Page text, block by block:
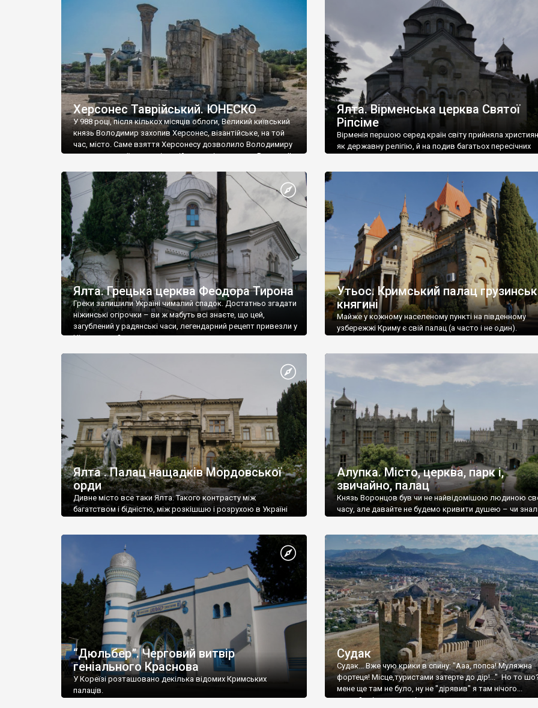
візантійської доби. Раритети викрадені з фондів об’єкту
культурної спадщини ЮНЕСКО «Херсонеса Таврійського».
Офіційно – на виставку «Золото Візантії», але експерти та
влада в Україні вважають це лише […]
називаються «повстяками» (postaki)…” “Вино. Крим
виробляє відмінне вино і його вдосталь: воно все
легке біле і дуже […]
Херсонес Таврійський. ЮНЕСКО
У 988 році, після кількох місяців облоги, Великий київський
князь Володимир захопив Херсонес, візантійське, на той
час, місто. Саме взяття Херсонесу дозволило Володимиру
диктувати свої умови візантійському імператору Василю ІІ,
Херсонесі Володимир-язичник, став Василем-
християнином. А потім було Хрещення Русі. На честь
Херсонесу Таврійського названо місто […]
Ялта. Вірменська церква Святої
Ріпсіме
Вірменія першою серед країн світу прийняла
як державну релігію, й на подив багатьох пересічних
Ялта. Грецька церква Феодора Тирона
Греки залишили Україні чималий спадок. Достатньо згадати
ніжинські огірочки – ви ж мабуть всі знаєте, що цей,
загублений у радянські часи, легендарний рецепт привезли у
Ніжин греки?
Утьос. Кримський палац
княгині
Майже у кожному населеному пункті на південному
узбережжі Криму є свій палац (а часто і не один).
Ялта . Палац нащадків Мордовської
орди
Дивне місто все таки Ялта. Такого контрасту між
багатством і бідністю, між розкішшю і розрухою в Україні
Алупка. Місто, церква, парк і,
звичайно, палац
Князь Воронцов був чи не найвідомішою людиною
часу, але давайте не будемо кривити душею – чи
“Дюльбер”. Черговий витвір
геніального Краснова
У Кореїзі розташовано декілька відомих Кримських
палаців.
Судак
Судак... Вже чую крики в спину: "Ааа, попса! Муляжна
фортеця! Місце,туристами затерте до дір!..." Но то
мене ще там не було, ну не "дірявив" я там нічого...
принаймні до цього літа.